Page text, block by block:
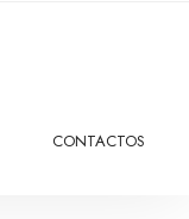
CONTACTOS